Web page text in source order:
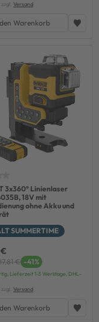
Versand
Warenkorb
3x360° Linienlaser
18V mit
ohne Akku und
SUMMERTIME
€ -41%
Lieferzeit 1-3 Werktage, DHL-
Versand
Warenkorb